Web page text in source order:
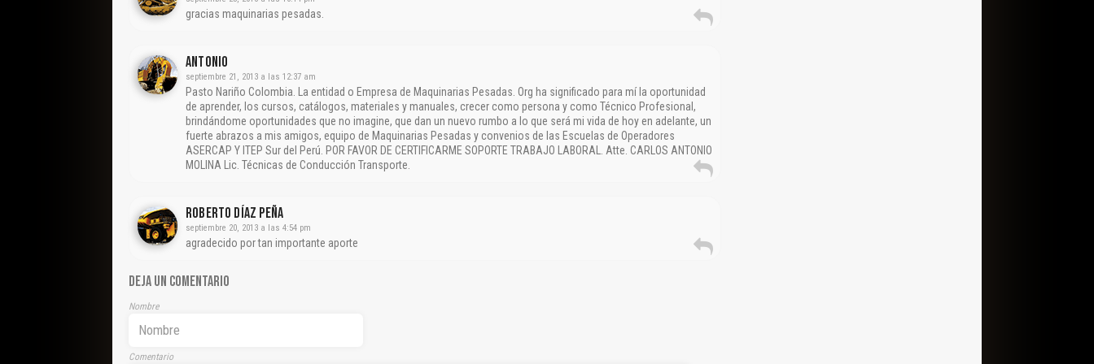
gracias maquinarias pesadas.
ANTONIO
septiembre 21, 2013 a las 12:37 am
Pasto Nariño Colombia. La entidad o Empresa de Maquinarias Pesadas. Org ha significado para mí la oportunidad
de aprender, los cursos, catálogos, materiales y manuales, crecer como persona y como Técnico Profesional,
brindándome oportunidades que no imagine, que dan un nuevo rumbo a lo que será mi vida de hoy en adelante, un
fuerte abrazos a mis amigos, equipo de Maquinarias Pesadas y convenios de las Escuelas de Operadores
ASERCAP Y ITEP Sur del Perú. POR FAVOR DE CERTIFICARME SOPORTE TRABAJO LABORAL. Atte. CARLOS ANTONIO
MOLINA Lic. Técnicas de Conducción Transporte.
Roberto Díaz Peña
septiembre 20, 2013 a las 4:54 pm
agradecido por tan importante aporte
DEJA UN COMENTARIO
Nombre
Comentario